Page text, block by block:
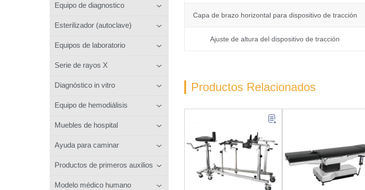
Equipo de diagnostico
Esterilizador (autoclave)
Equipos de laboratorio
Serie de rayos X
Diagnóstico in vitro
Equipo de hemodiálisis
Muebles de hospital
Ayuda para caminar
Productos de primeros auxilios
Modelo médico humano
Capa de brazo horizontal para dispositivo de tracción
Ajuste de altura del dispositivo de tracción
Productos Relacionados